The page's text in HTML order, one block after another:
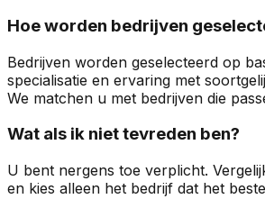
Hoe worden bedrijven
Bedrijven worden geselecteerd op
specialisatie en ervaring met
We matchen u met bedrijven die
Wat als ik niet tevreden ben?
U bent nergens toe verplicht.
en kies alleen het bedrijf dat het